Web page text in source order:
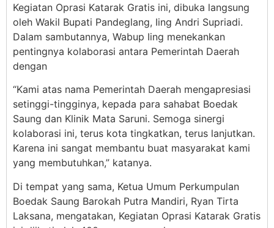
Kegiatan Oprasi Katarak Gratis ini, dibuka langsung
oleh Wakil Bupati Pandeglang, Iing Andri Supriadi.
Dalam sambutannya, Wabup Iing menekankan
pentingnya kolaborasi antara Pemerintah Daerah
dengan
“Kami atas nama Pemerintah Daerah mengapresiasi
setinggi-tingginya, kepada para sahabat Boedak
Saung dan Klinik Mata Saruni. Semoga sinergi
kolaborasi ini, terus kota tingkatkan, terus lanjutkan.
Karena ini sangat membantu buat masyarakat kami
yang membutuhkan,” katanya.
Di tempat yang sama, Ketua Umum Perkumpulan
Boedak Saung Barokah Putra Mandiri, Ryan Tirta
Laksana, mengatakan, Kegiatan Oprasi Katarak Gratis